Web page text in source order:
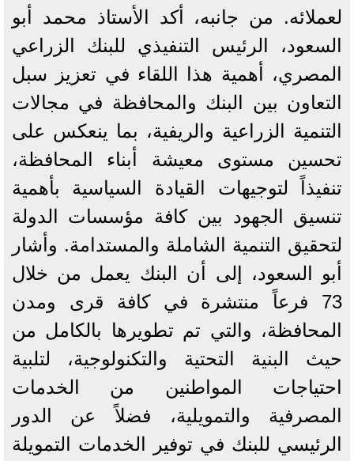
لعملائه. من جانبه، أكد الأستاذ محمد أبو
السعود، الرئيس التنفيذي للبنك الزراعي
المصري، أهمية هذا اللقاء في تعزيز سبل
التعاون بين البنك والمحافظة في مجالات
التنمية الزراعية والريفية، بما ينعكس على
تحسين مستوى معيشة أبناء المحافظة،
تنفيذاً لتوجيهات القيادة السياسية بأهمية
تنسيق الجهود بين كافة مؤسسات الدولة
لتحقيق التنمية الشاملة والمستدامة. وأشار
أبو السعود، إلى أن البنك يعمل من خلال
73 فرعاً منتشرة في كافة قرى ومدن
المحافظة، والتي تم تطويرها بالكامل من
حيث البنية التحتية والتكنولوجية، لتلبية
احتياجات المواطنين من الخدمات
المصرفية والتمويلية، فضلاً عن الدور
الرئيسي للبنك في توفير الخدمات التمويلة